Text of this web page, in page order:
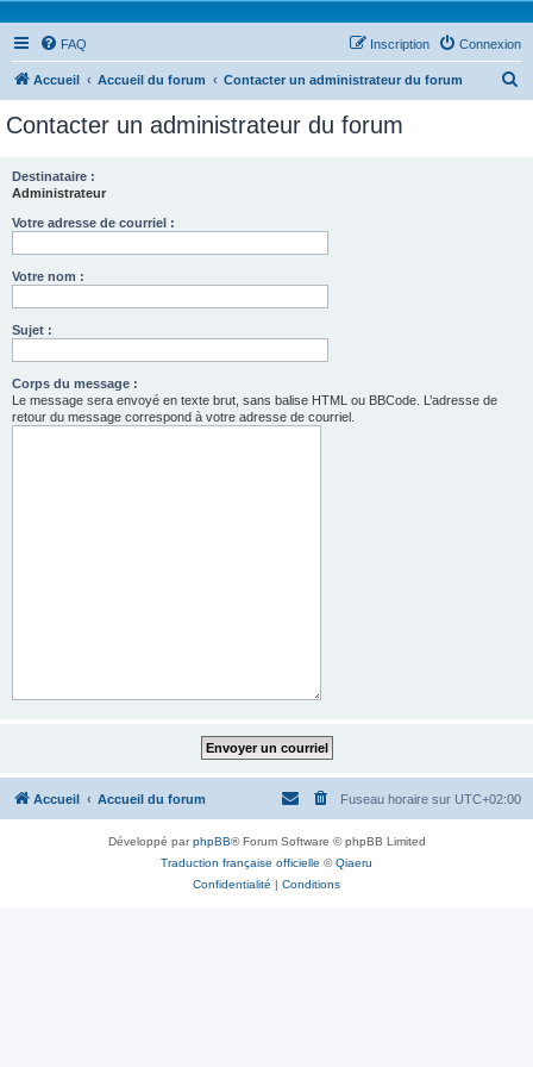
FAQ Connexion
Inscription
Accueil Accueil du forum Contacter un administrateur du forum
Contacter un administrateur du forum
Destinataire :
Administrateur
Votre adresse de courriel :
Votre nom :
Sujet :
Corps du message :
Le message sera envoyé en texte brut, sans balise HTML ou BBCode. L’adresse de
retour du message correspond à votre adresse de courriel.
Accueil Accueil du forum Fuseau horaire sur UTC+02:00
Développé parphpBB® Forum Software © phpBB Limited
Traduction française officielle ©Qiaeru
Confidentialité | Conditions